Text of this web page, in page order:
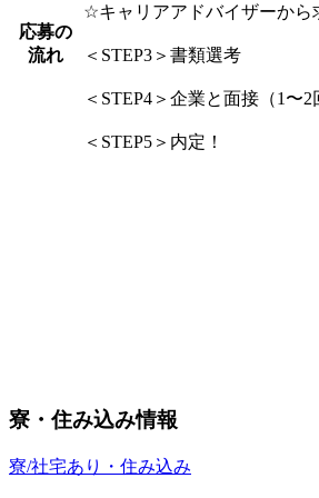
応募の
流れ
☆キャリアアドバイザーから
＜STEP3＞書類選考
＜STEP4＞企業と面接（1〜2
＜STEP5＞内定！
寮・住み込み情報
寮/社宅あり・住み込み